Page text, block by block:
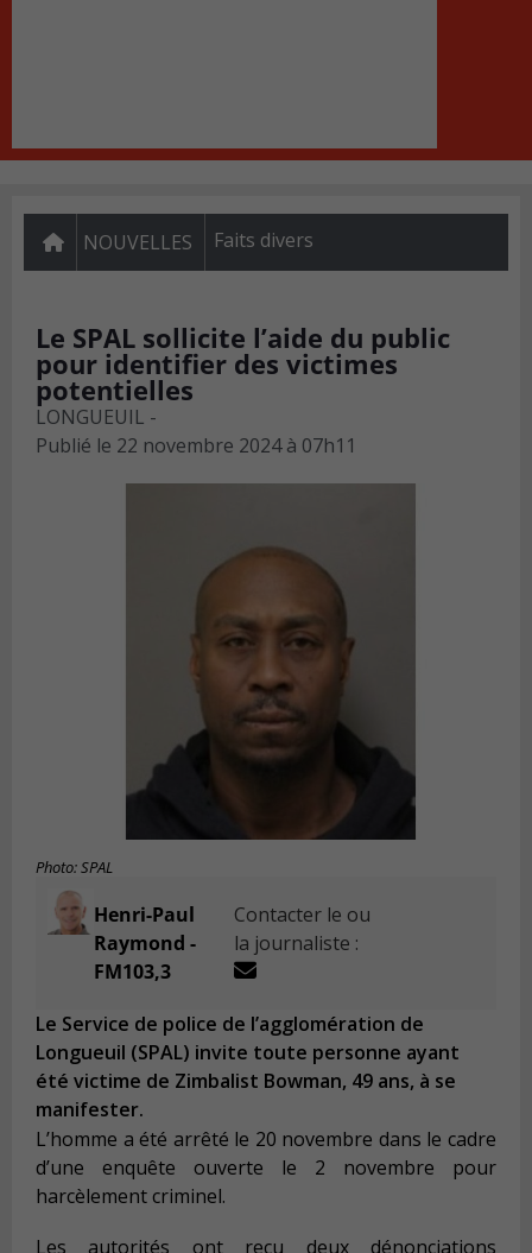
NOUVELLES Faits divers
Le SPAL sollicite l’aide du public
pour identifier des victimes
potentielles
LONGUEUIL -
Publié le 22 novembre 2024 à 07h11
Photo: SPAL
Henri-Paul
Raymond -
FM103,3
Contacter le ou
la journaliste :
Le Service de police de l’agglomération de
Longueuil (SPAL) invite toute personne ayant
été victime de Zimbalist Bowman, 49 ans, à se
manifester.
L’homme a été arrêté le 20 novembre dans le cadre
d’une enquête ouverte le 2 novembre pour
harcèlement criminel.
Les autorités ont reçu deux dénonciations